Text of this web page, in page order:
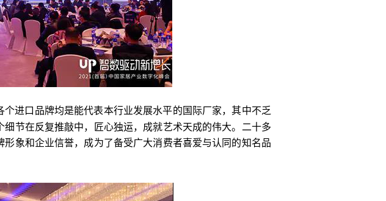
进口品牌均是能代表本行业发展水平的国际厂家，其中不乏
节在反复推敲中，匠心独运，成就艺术天成的伟大。二十多
象和企业信誉，成为了备受广大消费者喜爱与认同的知名品